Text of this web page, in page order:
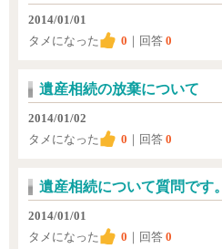
2014/01/01
タメになった
0 ｜回答 0
遺産相続の放棄について
2014/01/02
タメになった
0 ｜回答 0
遺産相続について質問です。
2014/01/01
タメになった
0 ｜回答 0